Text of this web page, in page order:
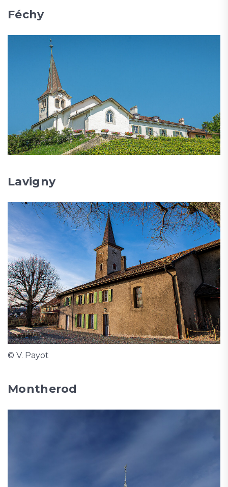
Féchy
Lavigny
© V. Payot
Montherod